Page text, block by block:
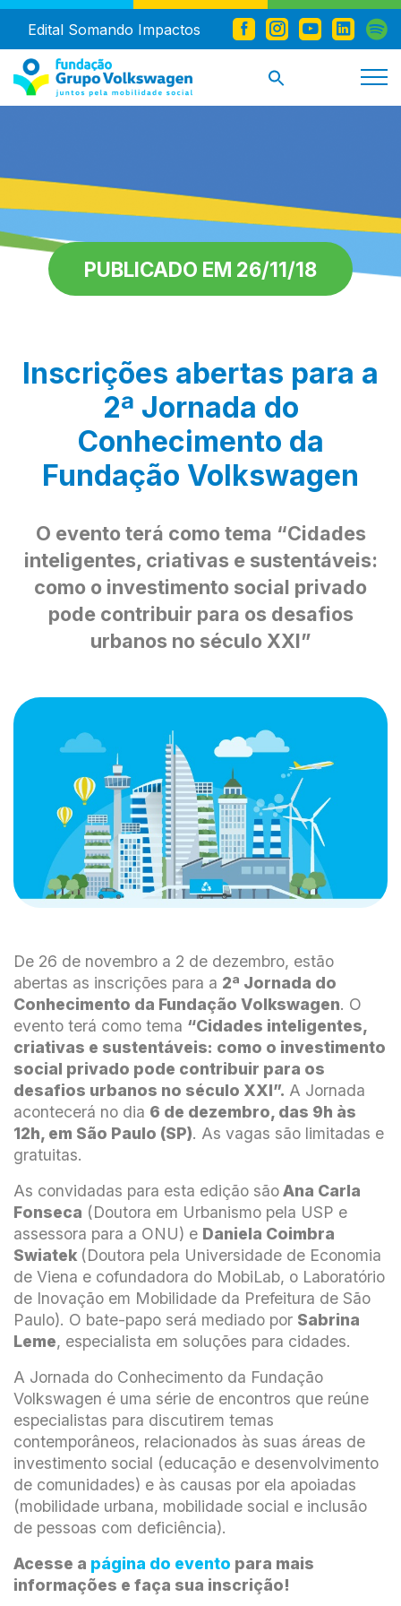
Edital Somando Impactos
PUBLICADO EM 26/11/18
Inscrições abertas para a
2ª Jornada do
Conhecimento da
Fundação Volkswagen
O evento terá como tema “Cidades
inteligentes, criativas e sustentáveis:
como o investimento social privado
pode contribuir para os desafios
urbanos no século XXI”
De 26 de novembro a 2 de dezembro, estão
abertas as inscrições para a 2ª Jornada do
Conhecimento da Fundação Volkswagen. O
evento terá como tema “Cidades inteligentes,
criativas e sustentáveis: como o investimento
social privado pode contribuir para os
desafios urbanos no século XXI”. A Jornada
acontecerá no dia 6 de dezembro, das 9h às
12h, em São Paulo (SP). As vagas são limitadas e
gratuitas.
As convidadas para esta edição sãoAna Carla
Fonseca (Doutora em Urbanismo pela USP e
assessora para a ONU) e Daniela Coimbra
Swiatek (Doutora pela Universidade de Economia
de Viena e cofundadora do MobiLab, o Laboratório
de Inovação em Mobilidade da Prefeitura de São
Paulo). O bate-papo será mediado por Sabrina
Leme, especialista em soluções para cidades.
A Jornada do Conhecimento da Fundação
Volkswagen é uma série de encontros que reúne
especialistas para discutirem temas
contemporâneos, relacionados às suas áreas de
investimento social (educação e desenvolvimento
de comunidades) e às causas por ela apoiadas
(mobilidade urbana, mobilidade social e inclusão
de pessoas com deficiência).
Acesse a página do evento para mais
informações e faça sua inscrição!